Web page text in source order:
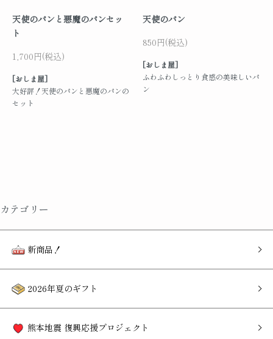
天使のパンと悪魔のパンセッ
ト
1,700円(税込)
[おしま屋]
大好評！天使のパンと悪魔のパンの
セット
天使のパン
850円(税込)
[おしま屋]
ふわふわしっとり食感の美味しいパ
ン
カテゴリー
新商品！
2026年夏のギフト
熊本地震 復興応援プロジェクト